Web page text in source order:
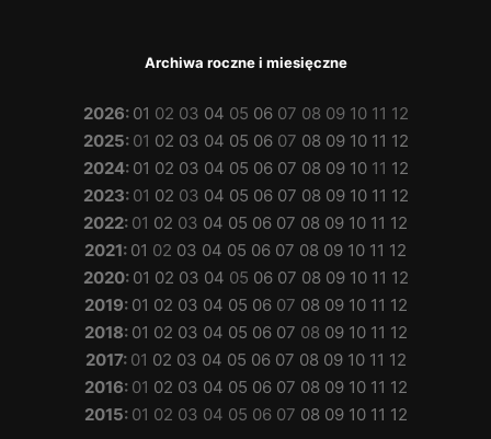
Archiwa roczne i miesięczne
2026: 01 02 03 04 05 06 07 08 09 10 11 12
2025: 01 02 03 04 05 06 07 08 09 10 11 12
2024: 01 02 03 04 05 06 07 08 09 10 11 12
2023: 01 02 03 04 05 06 07 08 09 10 11 12
2022: 01 02 03 04 05 06 07 08 09 10 11 12
2021: 01 02 03 04 05 06 07 08 09 10 11 12
2020: 01 02 03 04 05 06 07 08 09 10 11 12
2019: 01 02 03 04 05 06 07 08 09 10 11 12
2018: 01 02 03 04 05 06 07 08 09 10 11 12
2017: 01 02 03 04 05 06 07 08 09 10 11 12
2016: 01 02 03 04 05 06 07 08 09 10 11 12
2015: 01 02 03 04 05 06 07 08 09 10 11 12